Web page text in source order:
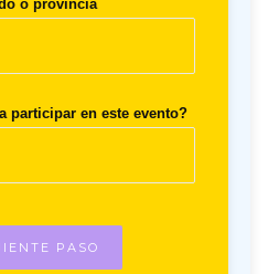
o provincia
participar en este evento?